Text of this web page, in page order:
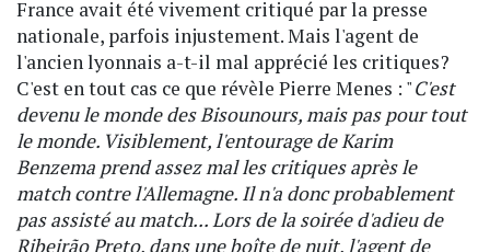
France avait été vivement critiqué par la presse
nationale, parfois injustement. Mais l'agent de
l'ancien lyonnais a-t-il mal apprécié les critiques?
C'est en tout cas ce que révèle Pierre Menes : "C'est
devenu le monde des Bisounours, mais pas pour tout
le monde. Visiblement, l'entourage de Karim
Benzema prend assez mal les critiques après le
match contre l'Allemagne. Il n'a donc probablement
pas assisté au match... Lors de la soirée d'adieu de
Ribeirão Preto, dans une boîte de nuit, l'agent de